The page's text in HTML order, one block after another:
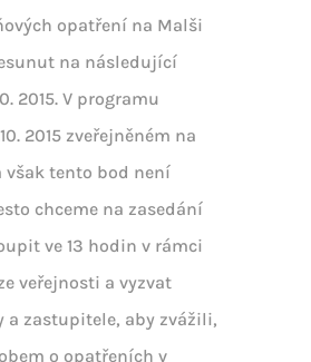
opatření na Malši
na následující
2015. V programu
2015 zveřejněném na
však tento bod není
chceme na zasedání
ve 13 hodin v rámci
veřejnosti a vyzvat
a zastupitele, aby zvážili,
o opatřeních v